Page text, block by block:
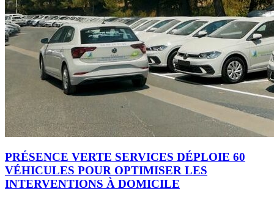
PRÉSENCE VERTE SERVICES DÉPLOIE 60
VÉHICULES POUR OPTIMISER LES
INTERVENTIONS À DOMICILE